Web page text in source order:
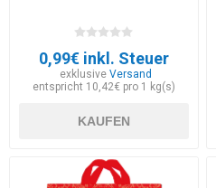
0,99€ inkl. Steuer
exklusiveVersand
entspricht 10,42€ pro 1 kg(s)
KAUFEN